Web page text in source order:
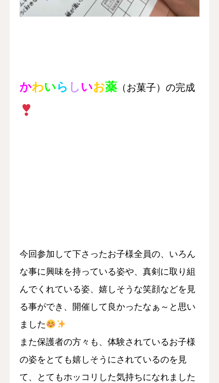
かわいら し いお薬 （お菓子）の完成
今回参加して下さったお子様全員の、いろん
な事に興味を持っている姿や、真剣に取り組
んでくれている姿、嬉しそうな笑顔などを 見
る事ができ、開催して良かったなぁ～と思い
ました
また保護者の方々も、体験されているお子様
の姿をとても嬉しそうにされているのを見
て、とてもホッコリした気持ちになれました